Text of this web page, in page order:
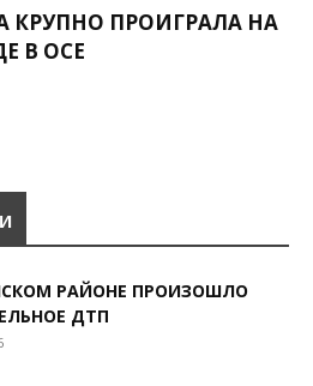
КРУПНО ПРОИГРАЛА НА
В ОСЕ
РАЙОНЕ ПРОИЗОШЛО
ДТП